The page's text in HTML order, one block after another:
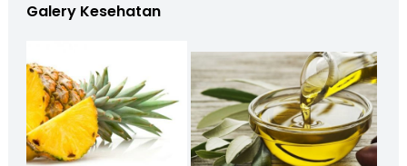
Galery Kesehatan